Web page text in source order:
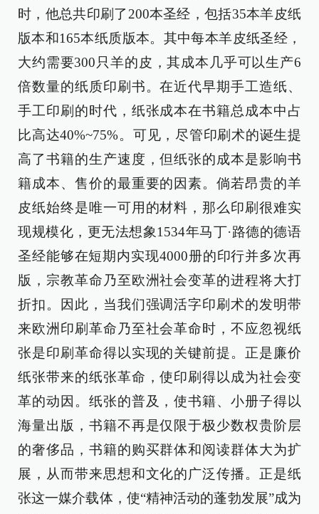
时，他总共印刷了200本圣经，包括35本羊皮纸
版本和165本纸质版本。其中每本羊皮纸圣经，
大约需要300只羊的皮，其成本几乎可以生产6
倍数量的纸质印刷书。在近代早期手工造纸、
手工印刷的时代，纸张成本在书籍总成本中占
比高达40%~75%。可见，尽管印刷术的诞生提
高了书籍的生产速度，但纸张的成本是影响书
籍成本、售价的最重要的因素。倘若昂贵的羊
皮纸始终是唯一可用的材料，那么印刷很难实
现规模化，更无法想象1534年马丁·路德的德语
圣经能够在短期内实现4000册的印行并多次再
版，宗教革命乃至欧洲社会变革的进程将大打
折扣。因此，当我们强调活字印刷术的发明带
来欧洲印刷革命乃至社会革命时，不应忽视纸
张是印刷革命得以实现的关键前提。正是廉价
纸张带来的纸张革命，使印刷得以成为社会变
革的动因。纸张的普及，使书籍、小册子得以
海量出版，书籍不再是仅限于极少数权贵阶层
的奢侈品，书籍的购买群体和阅读群体大为扩
展，从而带来思想和文化的广泛传播。正是纸
张这一媒介载体，使“精神活动的蓬勃发展”成为